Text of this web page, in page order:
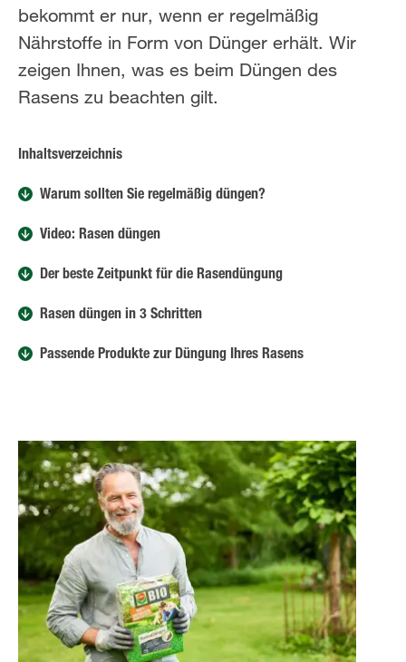
bekommt er nur, wenn er regelmäßig
Nährstoffe in Form von Dünger erhält. Wir
zeigen Ihnen, was es beim Düngen des
Rasens zu beachten gilt.
Inhaltsverzeichnis
Warum sollten Sie regelmäßig düngen?
Video: Rasen düngen
Der beste Zeitpunkt für die Rasendüngung
Rasen düngen in 3 Schritten
Passende Produkte zur Düngung Ihres Rasens